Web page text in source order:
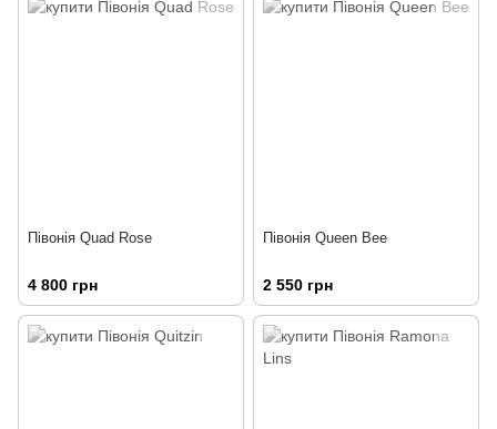
Півонія Quad Rose
4 800 грн
Півонія Queen Bee
2 550 грн